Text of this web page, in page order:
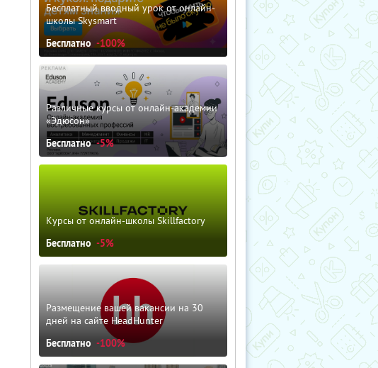
Бесплатный вводный урок от онлайн-
школы Skysmart
Бесплатно -100%
Различные курсы от онлайн-академии
«Эдюсон»
Бесплатно -5%
Курсы от онлайн-школы Skillfactory
Бесплатно -5%
Размещение вашей вакансии на 30
дней на сайте HeadHunter
Бесплатно -100%